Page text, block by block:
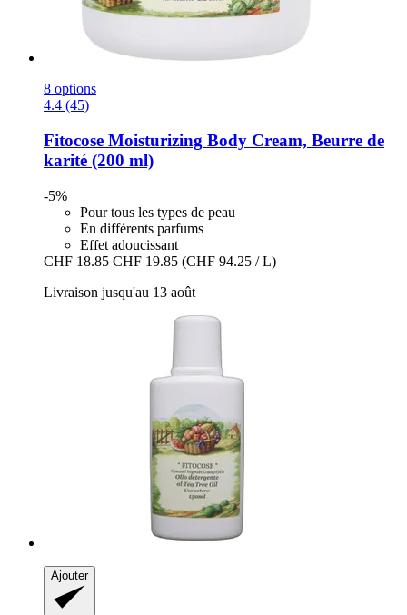
8 options
4.4 (45)
Fitocose Moisturizing Body Cream, Beurre de
karité (200 ml)
-5%
Pour tous les types de peau
En différents parfums
Effet adoucissant
CHF 18.85 CHF 19.85 (CHF 94.25 / L)
Livraison jusqu'au 13 août
Ajouter